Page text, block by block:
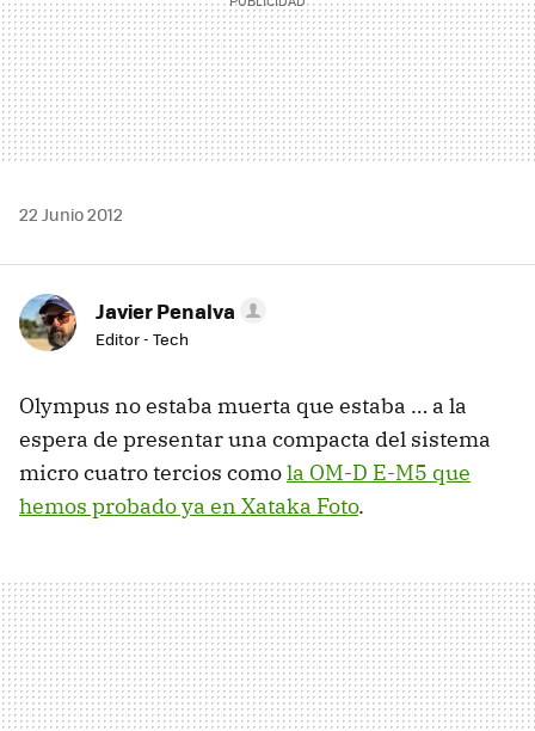
22 Junio 2012
Javier Penalva
Editor - Tech
Olympus no estaba muerta que estaba … a la
espera de presentar una compacta del sistema
micro cuatro tercios comola OM-D E-M5 que
hemos probado ya en Xataka Foto.